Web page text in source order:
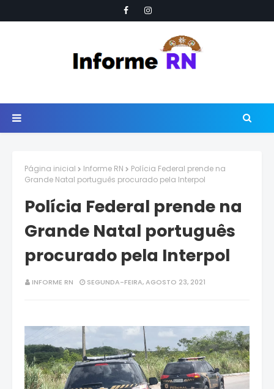
Página inicial Informe RN
Polícia Federal prende na
Grande Natal português procurado pela Interpol
Polícia Federal prende na
Grande Natal português
procurado pela Interpol
INFORME RN SEGUNDA-FEIRA, AGOSTO 23, 2021